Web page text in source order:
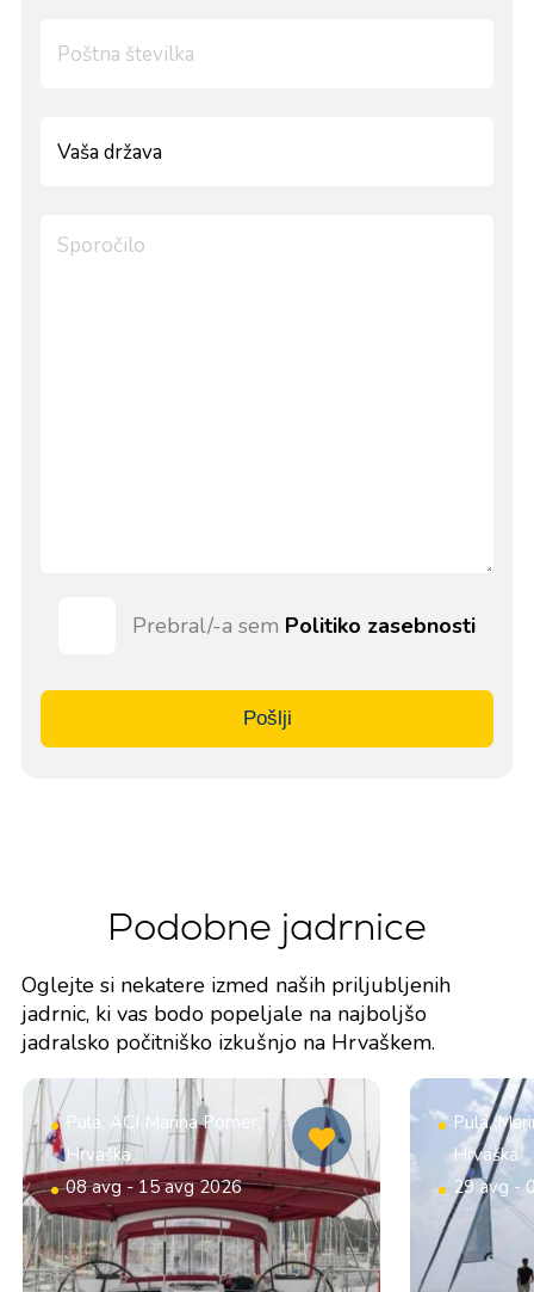
Prebral/-a sem Politiko zasebnosti
Pošlji
Podobne jadrnice
Oglejte si nekatere izmed naših priljubljenih
jadrnic, ki vas bodo popeljale na najboljšo
jadralsko počitniško izkušnjo na Hrvaškem.
Pula, ACI Marina Pomer,
Hrvaška
08 avg - 15 avg 2026
Pula,
Hrvaška
29 avg -